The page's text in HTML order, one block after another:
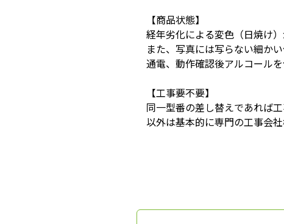
【商品状態】
経年劣化による変色（日焼け）
また、写真には写らない細か
通電、動作確認後アルコール
【工事要不要】
同一型番の差し替えであれば工
以外は基本的に専門の工事会